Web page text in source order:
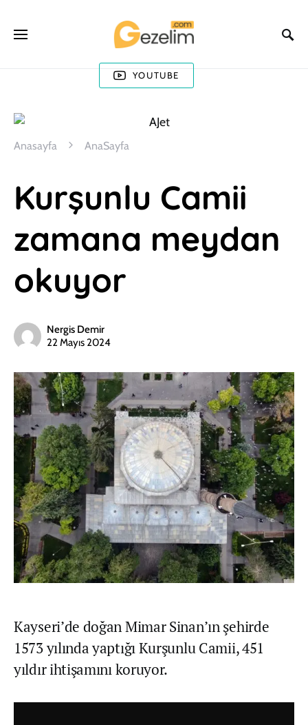
YOUTUBE
Anasayfa AnaSayfa
Kurşunlu Camii
zamana meydan
okuyor
Nergis Demir
22 Mayıs 2024
Kayseri’de doğan Mimar Sinan’ın şehirde
1573 yılında yaptığı Kurşunlu Camii, 451
yıldır ihtişamını koruyor.